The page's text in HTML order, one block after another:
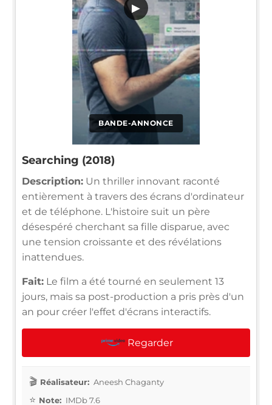
BANDE-ANNONCE
▶
Searching (2018)
Description: Un thriller innovant raconté
entièrement à travers des écrans d'ordinateur
et de téléphone. L'histoire suit un père
désespéré cherchant sa fille disparue, avec
une tension croissante et des révélations
inattendues.
Fait: Le film a été tourné en seulement 13
jours, mais sa post-production a pris près d'un
an pour créer l'effet d'écrans interactifs.
Regarder
Réalisateur: Aneesh Chaganty
Note: IMDb 7.6